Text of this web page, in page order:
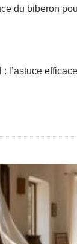
du biberon
l’astuce